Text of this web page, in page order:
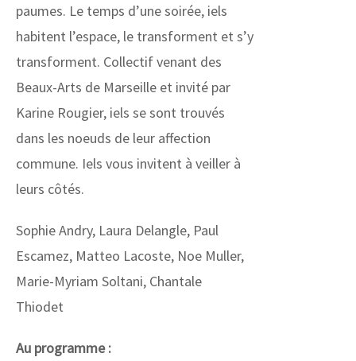
paumes. Le temps d’une soirée, iels
habitent l’espace, le transforment et s’y
transforment. Collectif venant des
Beaux-Arts de Marseille et invité par
Karine Rougier, iels se sont trouvés
dans les noeuds de leur affection
commune. Iels vous invitent à veiller à
leurs côtés.
Sophie Andry, Laura Delangle, Paul
Escamez, Matteo Lacoste, Noe Muller,
Marie-Myriam Soltani, Chantale
Thiodet
Au programme :